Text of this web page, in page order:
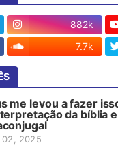
882k
7.7k
me levou a fazer
da bíblia
02, 2025